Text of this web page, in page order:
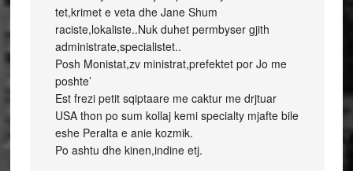
tet,krimet e veta dhe Jane Shum
raciste,lokaliste..Nuk duhet permbyser gjith
administrate,specialistet..
Posh Monistat,zv ministrat,prefektet por Jo me
poshte’
Est frezi petit sqiptaare me caktur me drjtuar
USA thon po sum kollaj kemi specialty mjafte bile
eshe Peralta e anie kozmik.
Po ashtu dhe kinen,indine etj.